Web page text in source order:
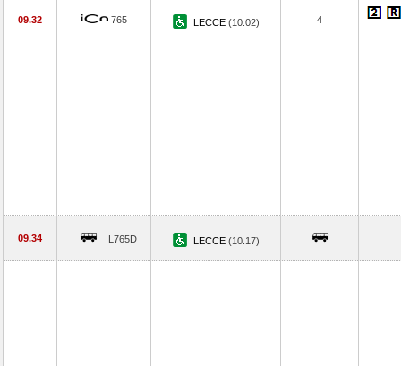
09.32 765 LECCE (10.02) 4
09.34 L765D LECCE (10.17)